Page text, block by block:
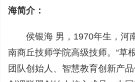
海简介：
侯银海 男，1970年生，河
南商丘技师学院高级技师。“草
团队创始人、智慧教育创新产